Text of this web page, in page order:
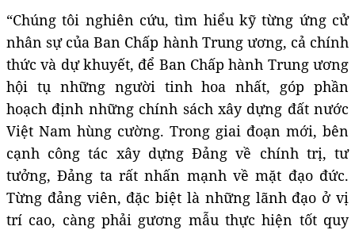
“Chúng tôi nghiên cứu, tìm hiểu kỹ từng ứng cử
nhân sự của Ban Chấp hành Trung ương, cả chính
thức và dự khuyết, để Ban Chấp hành Trung ương
hội tụ những người tinh hoa nhất, góp phần
hoạch định những chính sách xây dựng đất nước
Việt Nam hùng cường. Trong giai đoạn mới, bên
cạnh công tác xây dựng Đảng về chính trị, tư
tưởng, Đảng ta rất nhấn mạnh về mặt đạo đức.
Từng đảng viên, đặc biệt là những lãnh đạo ở vị
trí cao, càng phải gương mẫu thực hiện tốt quy